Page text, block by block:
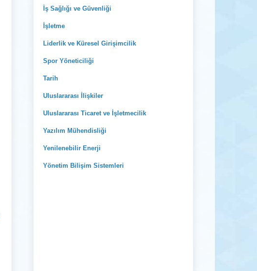
İş Sağlığı ve Güvenliği
İşletme
Liderlik ve Küresel Girişimcilik
Spor Yöneticiliği
Tarih
Uluslararası İlişkiler
Uluslararası Ticaret ve İşletmecilik
Yazılım Mühendisliği
Yenilenebilir Enerji
Yönetim Bilişim Sistemleri